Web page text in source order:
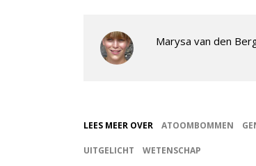
Marysa van den
LEES MEER OVER ATOOMBOMMEN
UITGELICHT WETENSCHAP